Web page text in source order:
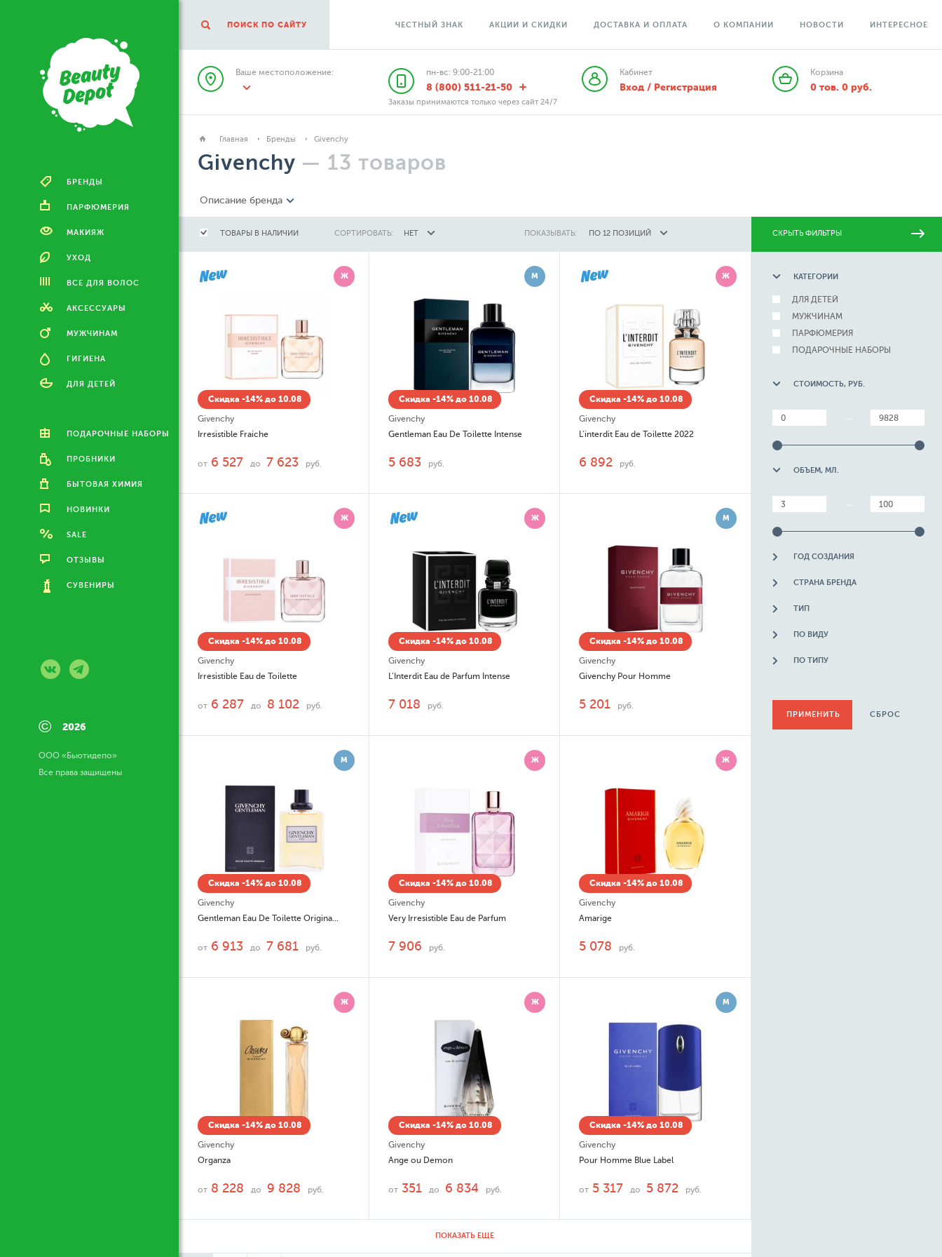
БРЕНДЫ
ПАРФЮМЕРИЯ
МАКИЯЖ
УХОД
ВСЕ ДЛЯ ВОЛОС
АКСЕССУАРЫ
МУЖЧИНАМ
ГИГИЕНА
ДЛЯ ДЕТЕЙ
ПОДАРОЧНЫЕ НАБОРЫ
ПРОБНИКИ
БЫТОВАЯ ХИМИЯ
НОВИНКИ
SALE
ОТЗЫВЫ
СУВЕНИРЫ
© 2026
ООО «Бьютидепо»
Все права защищены
ПОИСК ПО САЙТУ ЧЕСТНЫЙ ЗНАК АКЦИИ И СКИДКИ ДОСТАВКА И ОПЛАТА О КОМПАНИИ НОВОСТИ ИНТЕРЕСНОЕ
Ваше местоположение: пн-вс: 9:00-21:00
8 (800) 511-21-50
Заказы принимаются только через сайт 24/7
Кабинет
Вход / Регистрация
Корзина
0 тов. 0руб.
Главная Бренды Givenchy
Givenchy — 13 товаров
Описание бренда
ТОВАРЫ В НАЛИЧИИ СОРТИРОВАТЬ: НЕТ ПОКАЗЫВАТЬ: ПО 12 ПОЗИЦИЙ СКРЫТЬ ФИЛЬТРЫ
Ж
Скидка -14% до 10.08
Givenchy
Irresistible Fraiche
от 6 527 до 7 623 руб.
М
Скидка -14% до 10.08
Givenchy
Gentleman Eau De Toilette Intense
5 683 руб.
Ж
Скидка -14% до 10.08
Givenchy
L'interdit Eau de Toilette 2022
6 892 руб.
Ж
Скидка -14% до 10.08
Givenchy
Irresistible Eau de Toilette
от 6 287 до 8 102 руб.
Ж
Скидка -14% до 10.08
Givenchy
L'Interdit Eau de Parfum Intense
7 018 руб.
М
Скидка -14% до 10.08
Givenchy
Givenchy Pour Homme
5 201 руб.
М
Скидка -14% до 10.08
Givenchy
Gentleman Eau De Toilette Originale
от 6 913 до 7 681 руб.
Ж
Скидка -14% до 10.08
Givenchy
Very Irresistible Eau de Parfum
7 906 руб.
Ж
Скидка -14% до 10.08
Givenchy
Amarige
5 078 руб.
Ж
Скидка -14% до 10.08
Givenchy
Organza
от 8 228 до 9 828 руб.
Ж
Скидка -14% до 10.08
Givenchy
Ange ou Demon
от 351 до 6 834 руб.
М
Скидка -14% до 10.08
Givenchy
Pour Homme Blue Label
от 5 317 до 5 872 руб.
ПОКАЗАТЬ ЕЩЕ
КАТЕГОРИИ
ДЛЯ ДЕТЕЙ
МУЖЧИНАМ
ПАРФЮМЕРИЯ
ПОДАРОЧНЫЕ НАБОРЫ
СТОИМОСТЬ, РУБ.
ОБЪЕМ, МЛ.
ГОД СОЗДАНИЯ
СТРАНА БРЕНДА
ТИП
ПО ВИДУ
ПО ТИПУ
СБРОС